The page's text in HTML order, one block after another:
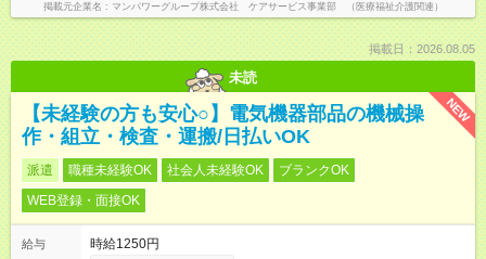
掲載元企業名 マンパワーグループ株式会社 ケアサービス事業部 （医療福祉介護関連）
掲載日：2026.08.05
未読
NEW
【未経験の方も安心○】電気機器部品の機械操
作・組立・検査・運搬/日払いOK
派遣 職種未経験OK 社会人未経験OK
ブランクOK
WEB登録・面接OK
給与
時給1250円